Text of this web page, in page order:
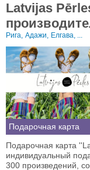
Latvijas
Рига, Адажи, Елгава, ...
Подарочная карта
Подарочная карта
индивидуальный
300 произведений,